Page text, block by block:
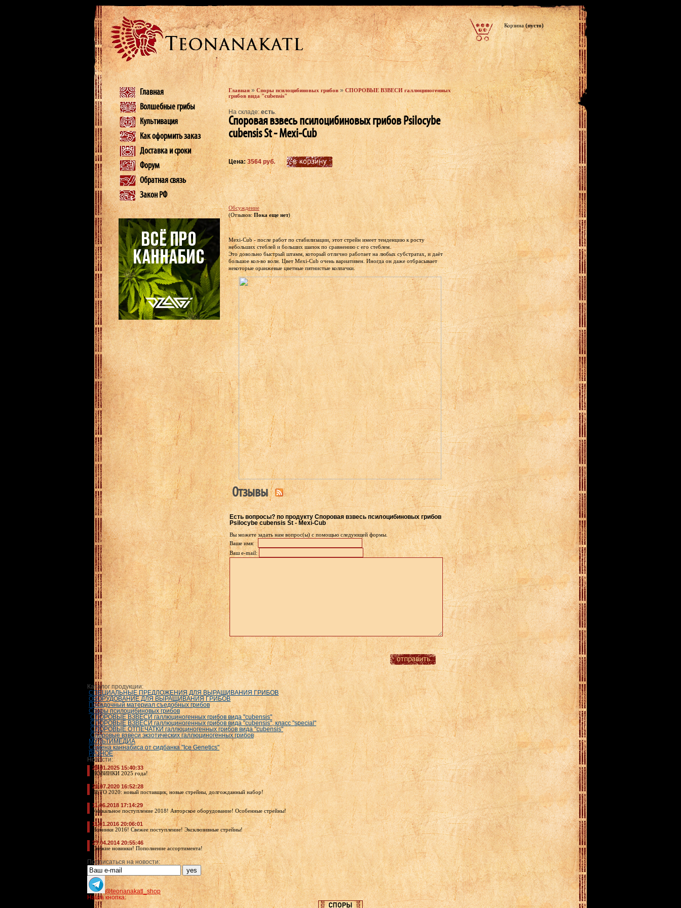
Корзина(пусто)
Главная
Волшебные грибы
Культивация
Как оформить заказ
Доставка и сроки
Форум
Обратная связь
Закон РФ
Главная » Споры псилоцибиновых грибов » СПОРОВЫЕ ВЗВЕСИ галлюциногенных
грибов вида "cubensis"
На складе:есть.
Споровая взвесь псилоцибиновых грибов Psilocybe
cubensis St - Mexi-Cub
Цена:3564 руб.
Обсуждение
(Отзывов:Пока еще нет)
Mexi-Cub - после работ по стабилизации, этот стрейн имеет тенденцию к росту
небольших стеблей и больших шапок по сравнению с его стеблем.
Это довольно быстрый штамм, который отлично работает на любых субстратах, и даёт
большое кол-во волн. Цвет Mexi-Cub очень вариативен. Иногда он даже отбрасывает
некоторые оранжевые цветные пятнистые колпачки.
Отзывы
Есть вопросы? по продукту Споровая взвесь псилоцибиновых грибов
Psilocybe cubensis St - Mexi-Cub
Вы можете задать нам вопрос(ы) с помощью следующей формы.
Ваше имя:
Ваш e-mail:
Каталог продукции:
СПЕЦИАЛЬНЫЕ ПРЕДЛОЖЕНИЯ ДЛЯ ВЫРАЩИВАНИЯ ГРИБОВ
ОБОРУДОВАНИЕ ДЛЯ ВЫРАЩИВАНИЯ ГРИБОВ
Посадочный материал съедобных грибов
Споры псилоцибиновых грибов
СПОРОВЫЕ ВЗВЕСИ галлюциногенных грибов вида "cubensis"
СПОРОВЫЕ ВЗВЕСИ галлюциногенных грибов вида "cubensis", класс "special"
СПОРОВЫЕ ОТПЕЧАТКИ галлюциногенных грибов вида "cubensis"
Споровые взвеси экзотических галлюциногенных грибов
МУЛЬТИМЕДИА
Семена каннабиса от сидбанка "Ice Genetics"
РАЗНОЕ
Новости:
26.01.2025 15:40:33
НОВИНКИ 2025 года!
21.07.2020 16:52:28
ЛЕТО 2020: новый поставщик, новые стрейны, долгожданный набор!
11.06.2018 17:14:29
Уникальное поступление 2018! Авторское оборудование! Особенные стрейны!
11.01.2016 20:06:01
Новинки 2016! Свежее поступление! Эксклюзивные стрейны!
23.04.2014 20:55:46
Свежие новинки! Пополнение ассортимента!
Подписаться на новости:
@teonanakatl_shop
Наша кнопка: